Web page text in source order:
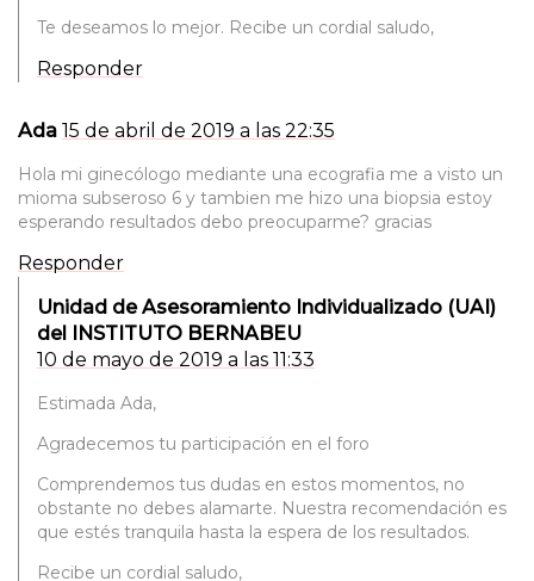
Te deseamos lo mejor. Recibe un cordial saludo,
Responder
Ada 15 de abril de 2019 a las 22:35
Hola mi ginecólogo mediante una ecografia me a visto un
mioma subseroso 6 y tambien me hizo una biopsia estoy
esperando resultados debo preocuparme? gracias
Responder
Unidad de Asesoramiento Individualizado (UAI)
del INSTITUTO BERNABEU
10 de mayo de 2019 a las 11:33
Estimada Ada,
Agradecemos tu participación en el foro
Comprendemos tus dudas en estos momentos, no
obstante no debes alamarte. Nuestra recomendación es
que estés tranquila hasta la espera de los resultados.
Recibe un cordial saludo,